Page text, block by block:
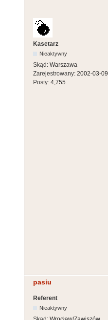
Kasetarz
Nieaktywny
Skąd: Warszawa
Zarejestrowany: 2002-03-09
Posty: 4,755
pasiu
Referent
Nieaktywny